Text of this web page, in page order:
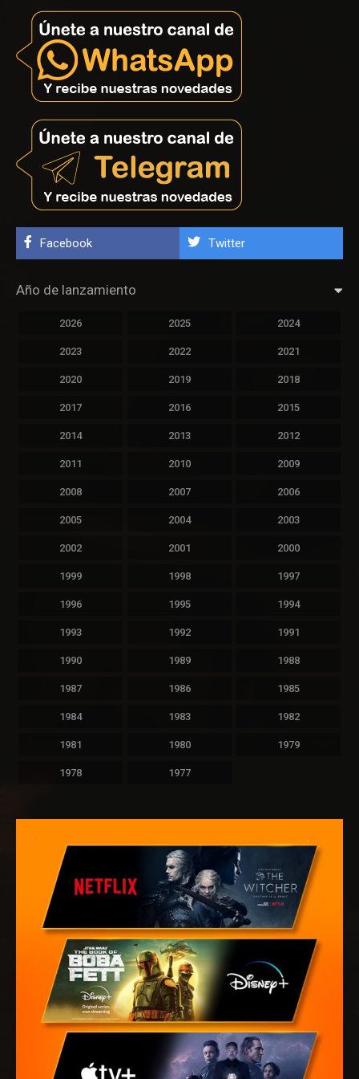
Facebook Twitter
Año de lanzamiento
2026 2025 2024
2023 2022 2021
2020 2019 2018
2017 2016 2015
2014 2013 2012
2011 2010 2009
2008 2007 2006
2005 2004 2003
2002 2001 2000
1999 1998 1997
1996 1995 1994
1993 1992 1991
1990 1989 1988
1987 1986 1985
1984 1983 1982
1981 1980 1979
1978 1977